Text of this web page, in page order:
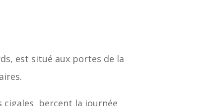
est situé aux portes de la
cigales bercent la journée